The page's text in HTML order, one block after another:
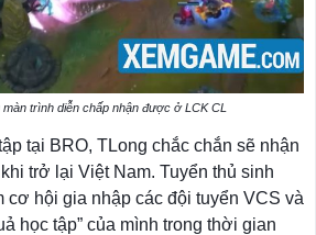
trình diễn chấp nhận được ở LCK CL
tại BRO, TLong chắc chắn sẽ nhận
trở lại Việt Nam. Tuyển thủ sinh
cơ hội gia nhập các đội tuyển VCS và
học tập” của mình trong thời gian